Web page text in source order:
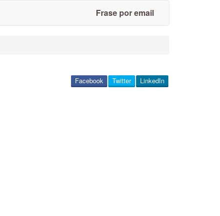
Frase por email
LinkedIn
Twitter
Facebook